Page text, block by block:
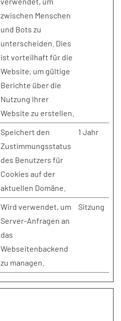
zwischen Menschen
und Bots zu
unterscheiden. Dies
ist vorteilhaft für die
Website, um gültige
Berichte über die
Nutzung Ihrer
Website zu erstellen.
Speichert den
Zustimmungsstatus
des Benutzers für
Cookies auf der
aktuellen Domäne.
1 Jahr
Wird verwendet, um
Server-Anfragen an
das
Webseitenbackend
zu managen.
Sitzung